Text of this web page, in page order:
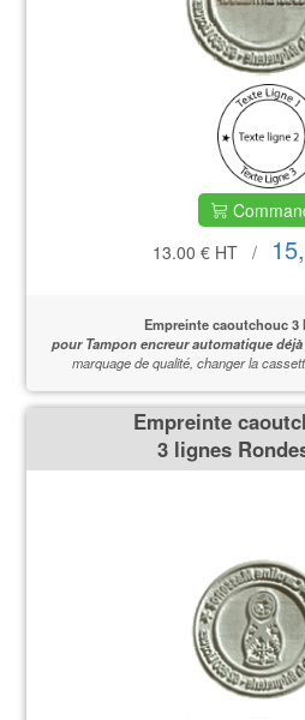
13.00 € HT /
Empreinte caoutchouc 3
pour Tampon encreur automatique
marquage de qualité, changer la
Empreinte
3 lignes